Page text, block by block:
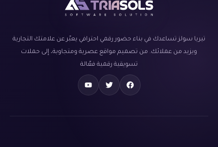
تيريا سولز تساعدك في بناء حضور رقمي احترافي يعبّر عن علامتك التجارية
ويزيد من عملائك. من تصميم مواقع عصرية ومتجاوبة، إلى حملات
تسويقية رقمية فعّالة